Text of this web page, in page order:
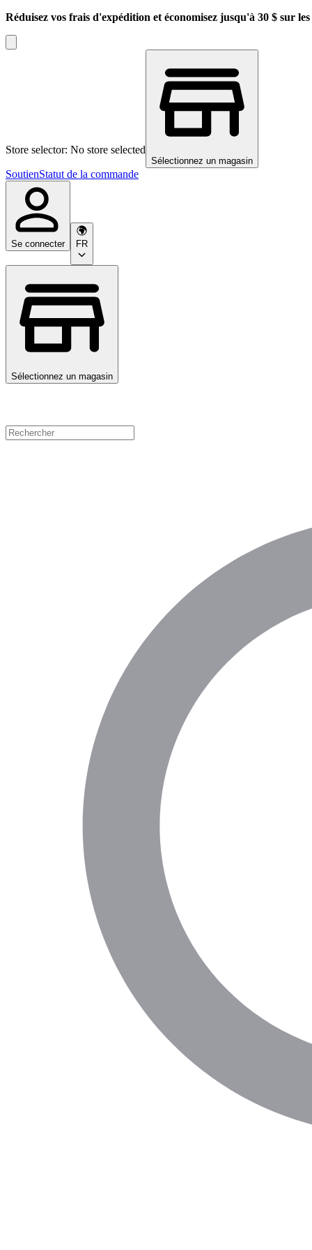
Réduisez vos frais d'expédition et économisez jusqu'à 30 $ sur
Store selector: No store selected
Sélectionnez un magasin
SoutienStatut de la commande
Se connecter FR
Sélectionnez un magasin